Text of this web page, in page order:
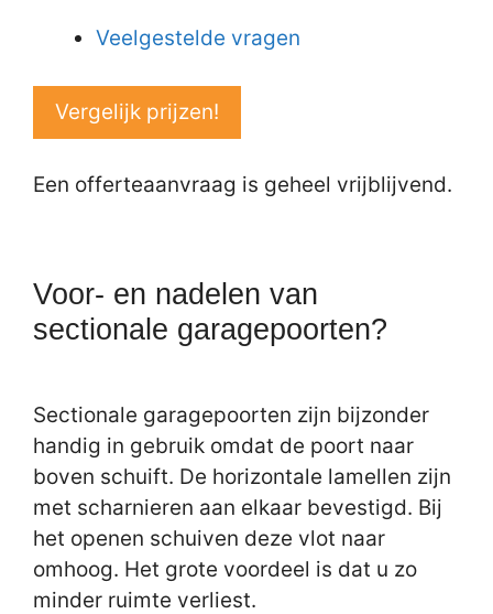
Veelgestelde vragen
Vergelijk prijzen!
Een offerteaanvraag is geheel vrijblijvend.
Voor- en nadelen van
sectionale garagepoorten?
Sectionale garagepoorten zijn bijzonder
handig in gebruik omdat de poort naar
boven schuift. De horizontale lamellen zijn
met scharnieren aan elkaar bevestigd. Bij
het openen schuiven deze vlot naar
omhoog. Het grote voordeel is dat u zo
minder ruimte verliest.